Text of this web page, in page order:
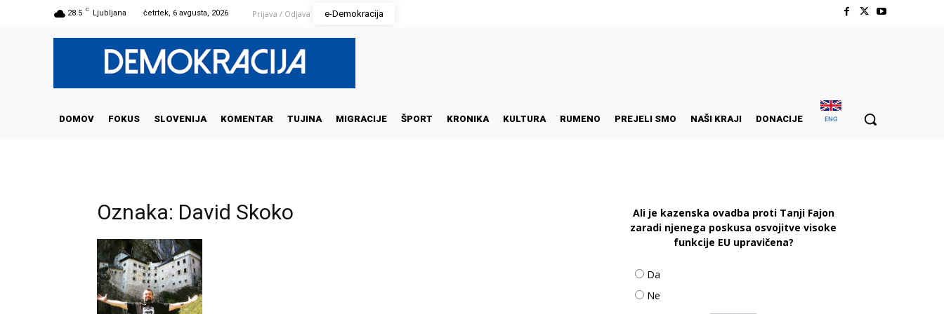
28.5 C Ljubljana četrtek, 6 avgusta, 2026 Prijava / Odjava e-Demokracija
DOMOV FOKUS SLOVENIJA KOMENTAR TUJINA MIGRACIJE ŠPORT KRONIKA KULTURA RUMENO PREJELI SMO NAŠI KRAJI DONACIJE ENG
Oznaka: David Skoko
Ali je kazenska ovadba proti Tanji Fajon
zaradi njenega poskusa osvojitve visoke
funkcije EU upravičena?
Da
Ne